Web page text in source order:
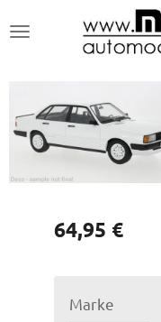
Hauptinhalt
64,95 €
Marke